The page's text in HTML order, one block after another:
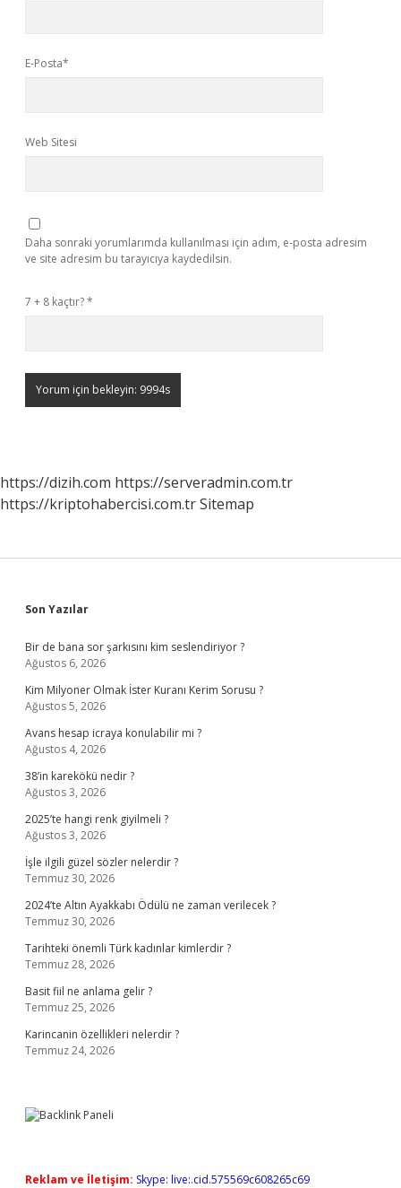
E-Posta*
Web Sitesi
Daha sonraki yorumlarımda kullanılması için adım, e-posta adresim
ve site adresim bu tarayıcıya kaydedilsin.
7 + 8 kaçtır?*
https://dizih.com https://serveradmin.com.tr
https://kriptohabercisi.com.trSitemap
Sidebar
Son Yazılar
Bir de bana sor şarkısını kim seslendiriyor ?
Ağustos 6, 2026
Kim Milyoner Olmak İster Kuranı Kerim Sorusu ?
Ağustos 5, 2026
Avans hesap icraya konulabilir mi ?
Ağustos 4, 2026
38’in karekökü nedir ?
Ağustos 3, 2026
2025’te hangi renk giyilmeli ?
Ağustos 3, 2026
İşle ilgili güzel sözler nelerdir ?
Temmuz 30, 2026
2024’te Altın Ayakkabı Ödülü ne zaman verilecek ?
Temmuz 30, 2026
Tarihteki önemli Türk kadınlar kimlerdir ?
Temmuz 28, 2026
Basit fiil ne anlama gelir ?
Temmuz 25, 2026
Karincanin özellikleri nelerdir ?
Temmuz 24, 2026
Reklam ve İletişim: Skype: live:.cid.575569c608265c69